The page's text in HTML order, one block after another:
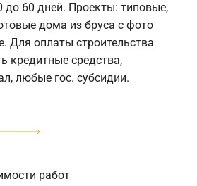
до 60 дней. Проекты: типовые,
дома из бруса с фото
Для оплаты строительства
кредитные средства,
любые гос. субсидии.
работ